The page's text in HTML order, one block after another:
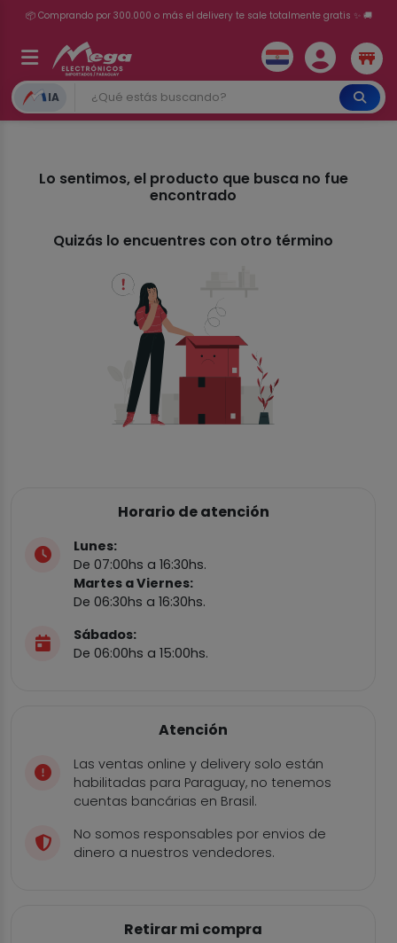
📦 Comprando por 300.000 o más el delivery te sale totalmente gratis ✨ 🚚
💳 ¡HASTA 24 CUOTAS SIN INTERÉS con tarjetas adheridas!
IA
Lo sentimos, el producto que busca no fue
encontrado
Quizás lo encuentres con otro término
Horario de atención
Lunes:
De 07:00hs a 16:30hs.
Martes a Viernes:
De 06:30hs a 16:30hs.
Sábados:
De 06:00hs a 15:00hs.
Atención
Las ventas online y delivery solo están
habilitadas para Paraguay, no tenemos
cuentas bancárias en Brasil.
No somos responsables por envios de
dinero a nuestros vendedores.
Retirar mi compra